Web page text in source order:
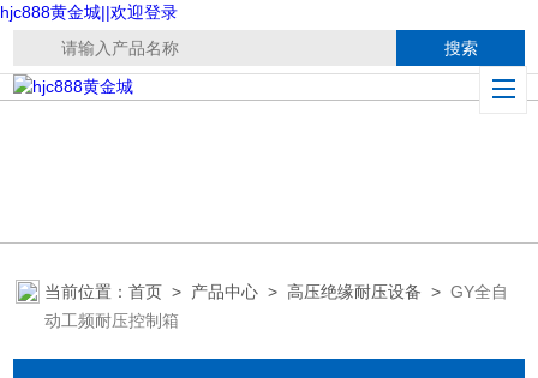
hjc888黄金城||欢迎登录
当前位置：首页 > 产品中心 >高压绝缘耐压设备 >GY全自
动工频耐压控制箱